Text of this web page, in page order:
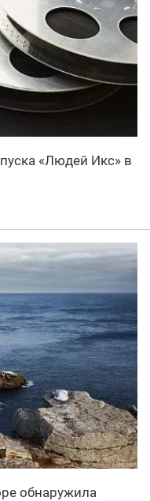
«Людей Икс» в
обнаружила